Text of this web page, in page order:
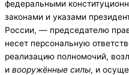
федеральными
законами и указами
России, — председателю
несет персональную
реализацию полномочий,
и вооружённые силы, и